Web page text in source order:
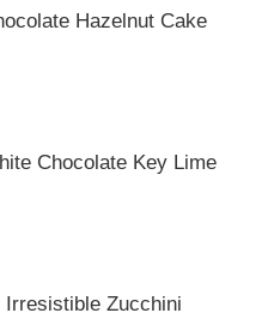
Hazelnut Cake
Chocolate Key Lime
Irresistible Zucchini